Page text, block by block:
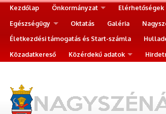
Kezdőlap Önkormányzat Elérhetőségek
Egészségügy
Oktatás Galéria
Életkezdési támogatás és Start-számla
Közadatkereső
Közérdekű adatok